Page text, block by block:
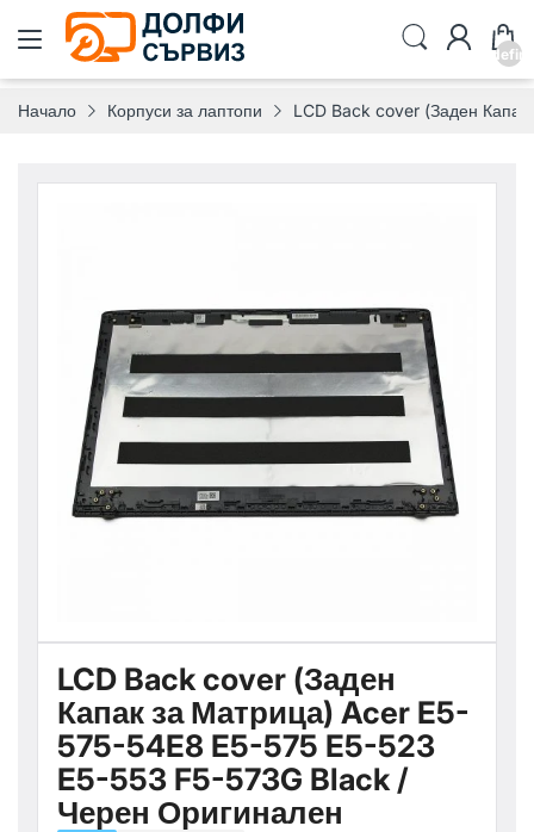
Начало Корпуси за лаптопи LCD Back cover (Заден
LCD Back cover (Заден
Капак за Матрица) Acer E5-
575-54E8 E5-575 E5-523
E5-553 F5-573G Black /
Черен Оригинален